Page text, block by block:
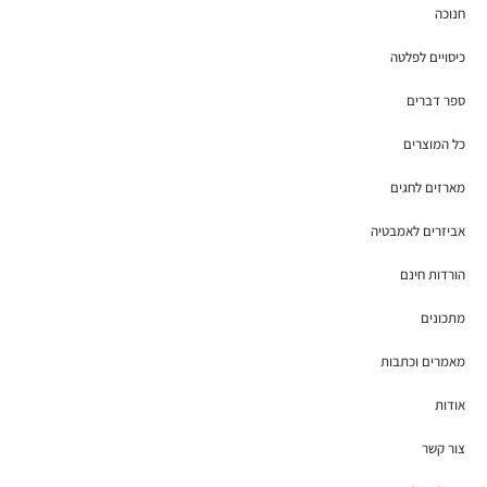
חנוכה
כיסויים לפלטה
ספר דברים
כל המוצרים
מארזים לחגים
אביזרים לאמבטיה
הורדות חינם
מתכונים
מאמרים וכתבות
אודות
צור קשר